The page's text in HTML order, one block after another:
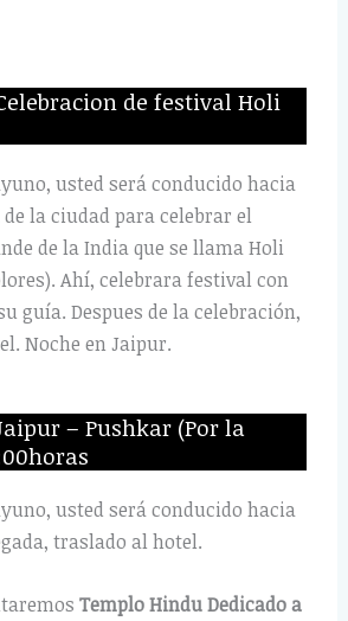
de festival Holi
usted será conducido hacia
la ciudad para celebrar el
de la India que se llama Holi
Ahí, celebrara festival con
guía. Despues de la celebración,
Noche en Jaipur.
– Pushkar (Por la
usted será conducido hacia
traslado al hotel.
Templo Hindu Dedicado a